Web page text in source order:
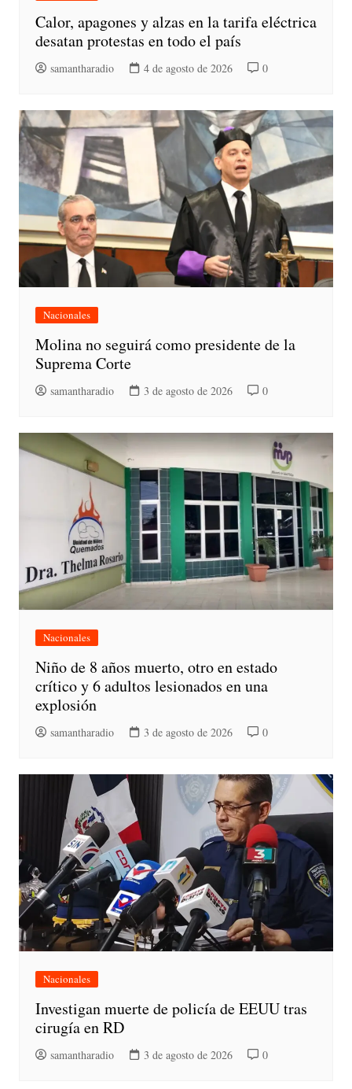
Calor, apagones y alzas en la tarifa eléctrica
desatan protestas en todo el país
samantharadio 4 de agosto de 2026 0
Nacionales
Molina no seguirá como presidente de la
Suprema Corte
samantharadio 3 de agosto de 2026 0
Nacionales
Niño de 8 años muerto, otro en estado
crítico y 6 adultos lesionados en una
explosión
samantharadio 3 de agosto de 2026 0
Nacionales
Investigan muerte de policía de EEUU tras
cirugía en RD
samantharadio 3 de agosto de 2026 0